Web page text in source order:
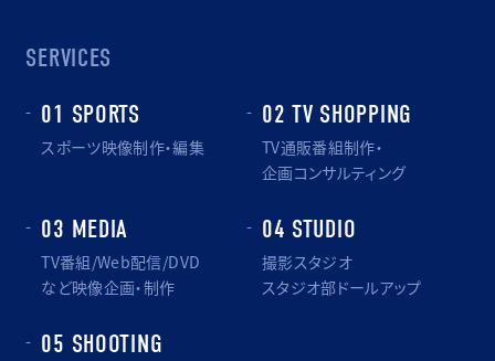
SERVICES
01 SPORTS
スポーツ映像制作・編集
02 TV SHOPPING
TV通販番組制作・
企画コンサルティング
03 MEDIA
TV番組/Web配信/DVD
など映像企画・制作
04 STUDIO
撮影スタジオ
スタジオ部ドールアップ
05 SHOOTING